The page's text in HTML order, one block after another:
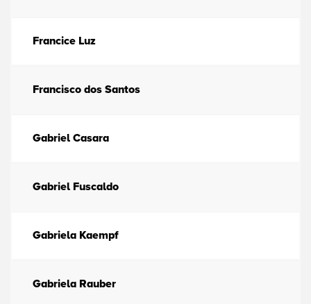
Francice Luz
Francisco dos Santos
Gabriel Casara
Gabriel Fuscaldo
Gabriela Kaempf
Gabriela Rauber